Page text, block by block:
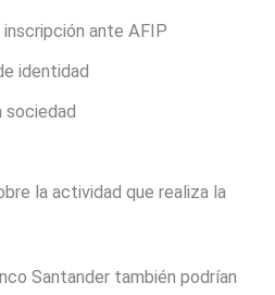
ante AFIP
identidad
la actividad que realiza la
Santander también podrían